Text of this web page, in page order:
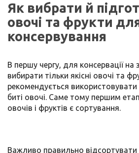
Як вибрати й
овочі та фрукти
консервування
В першу чергу, для консервації на
вибирати тільки якісні овочі та
рекомендується використовувати
биті овочі. Саме тому першим
овочів і фруктів є сортування.
Важливо правильно відсортувати